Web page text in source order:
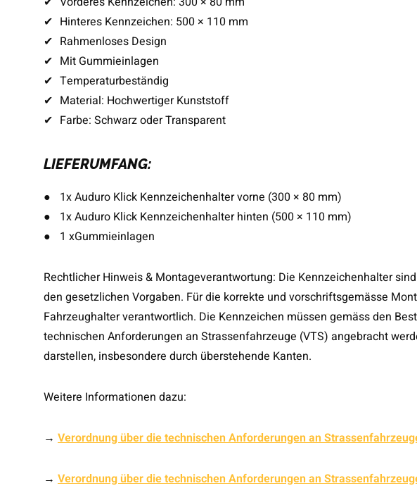
✔ Hinteres Kennzeichen: 500 × 110 mm
✔ Rahmenloses Design
✔ Mit Gummieinlagen
✔ Temperaturbeständig
✔ Material: Hochwertiger Kunststoff
✔ Farbe: Schwarz oder Transparent
LIEFERUMFANG:
●
1x Auduro Klick Kennzeichenhalter vorne (300 × 80 mm)
●
1x Auduro Klick Kennzeichenhalter hinten (500 × 110 mm)
●
1 xGummieinlagen
Rechtlicher Hinweis & Montageverantwortung: Die Kennzeichenhalter
den gesetzlichen Vorgaben. Für die korrekte und vorschriftsgemässe
Fahrzeughalter verantwortlich. Die Kennzeichen müssen gemäss den
technischen Anforderungen an Strassenfahrzeuge (VTS) angebracht
darstellen, insbesondere durch überstehende Kanten.
Weitere Informationen dazu:
→ Verordnung über die technischen Anforderungen an
→ Verordnung über die technischen Anforderungen an